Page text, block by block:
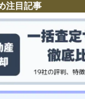
注目記事